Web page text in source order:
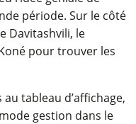
période. Sur le côté
Davitashvili, le
pour trouver les
tableau d’affichage,
gestion dans le